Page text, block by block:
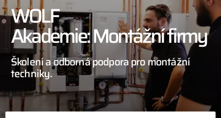
WOLF
Akademie: Montážní firmy
Školení a odborná podpora pro montážní
techniky.